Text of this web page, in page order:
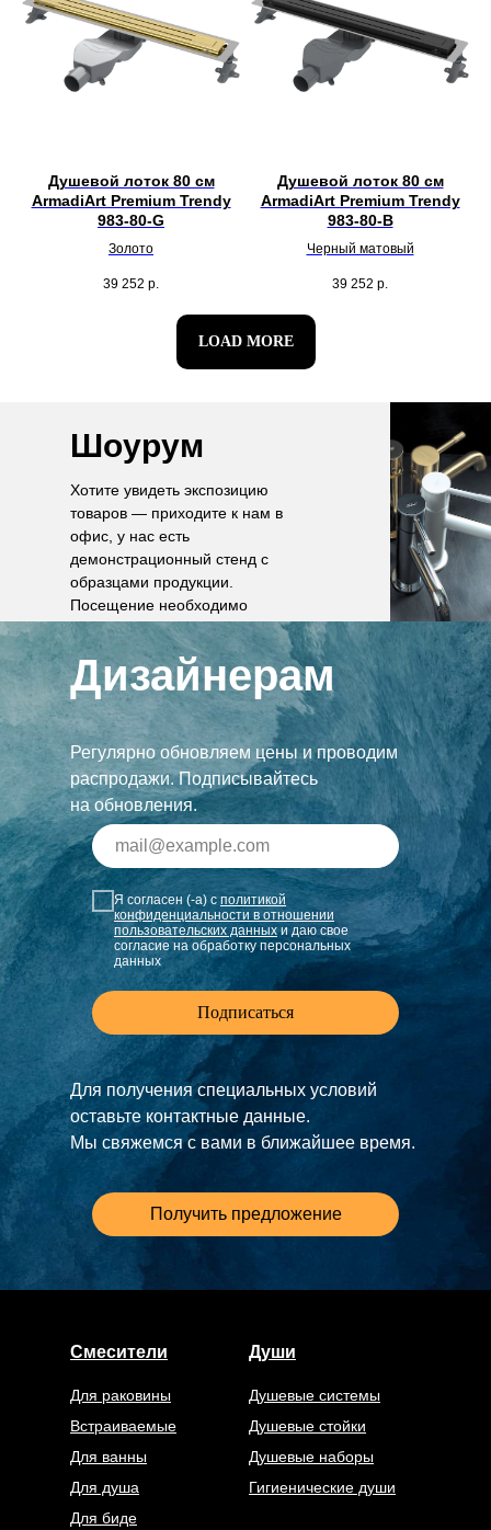
Душевой лоток 80 см
ArmadiArt Premium Trendy
983-80-G
Золото
39 252 р.
Душевой лоток 80 см
ArmadiArt Premium Trendy
983-80-B
Черный матовый
39 252 р.
LOAD MORE
Шоурум
Хотите увидеть экспозицию
товаров — приходите к нам в
офис, у нас есть
демонстрационный стенд с
образцами продукции.
Посещение необходимо
согласовать по телефону.
Дизайнерам
Регулярно обновляем цены и проводим
распродажи. Подписывайтесь
на обновления.
Я согласен (-а) с политикой
конфиденциальности в отношении
пользовательских данныхи даю свое
согласие на обработку персональных
данных
Подписаться
Для получения специальных условий
оставьте контактные данные.
Мы свяжемся с вами в ближайшее время.
Получить предложение
Смесители Души
Душевые системы
Душевые наборы
Гигиенические души
Встраиваемые
Для биде
Для ванны
Для душа
Для раковины
Душевые стойки